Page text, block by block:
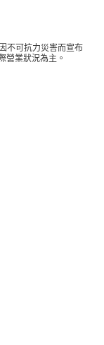
不可抗力災害而宣布
營業狀況為主。